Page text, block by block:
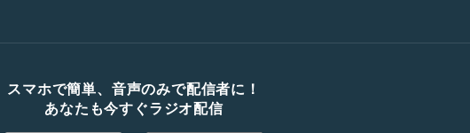
スマホで簡単、音声のみで配信者に！
あなたも今すぐラジオ配信